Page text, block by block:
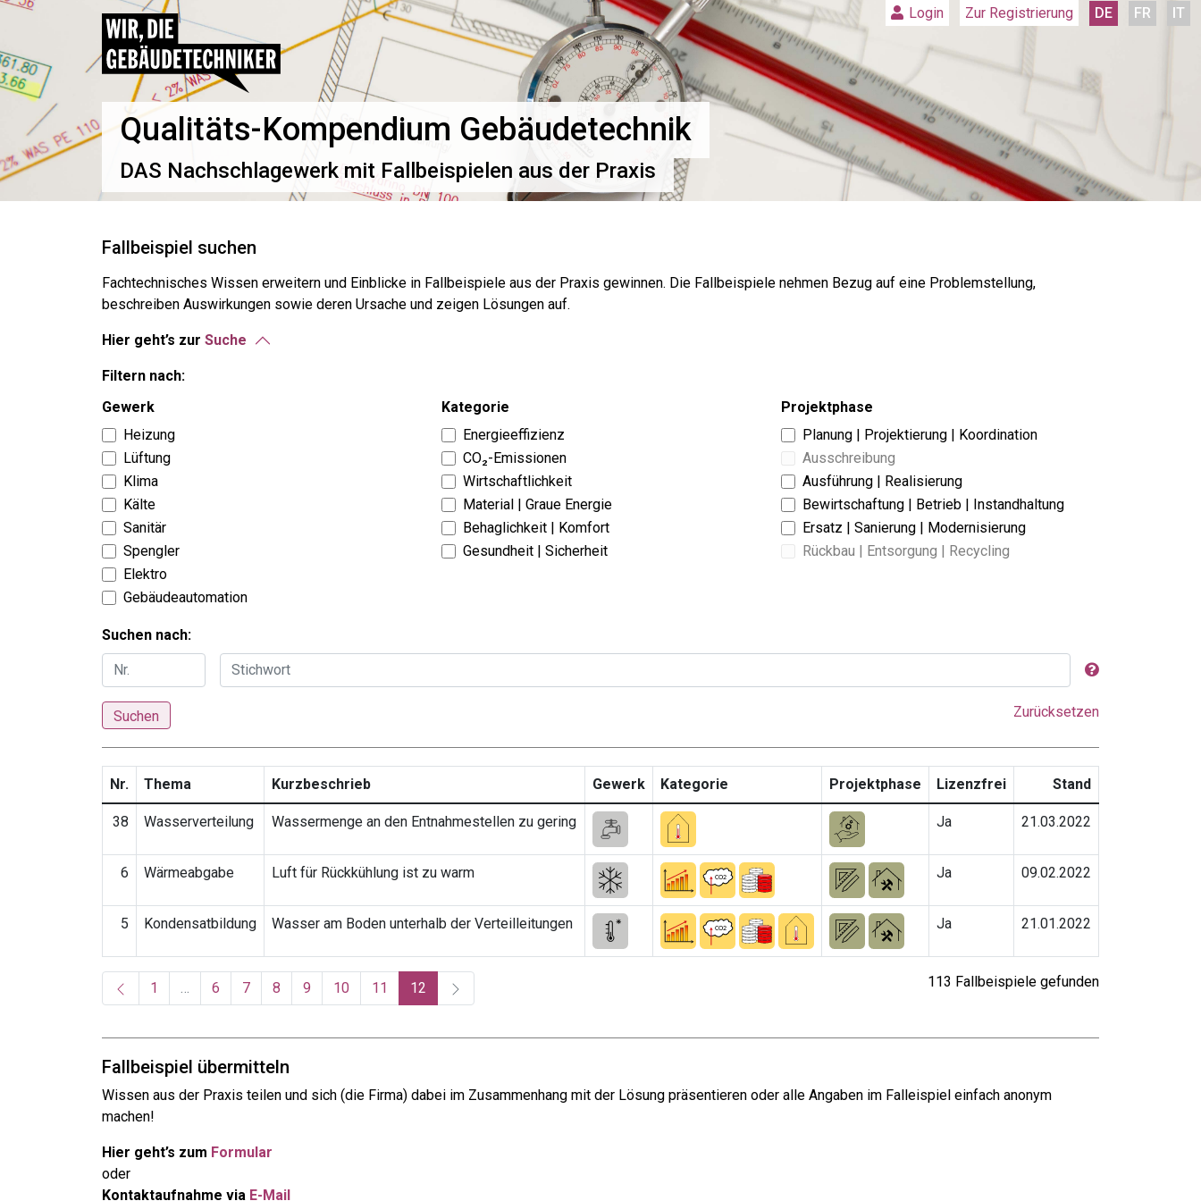
Login Zur Registrierung DE FR IT
Qualitäts-Kompendium Gebäudetechnik
DAS Nachschlagewerk mit Fallbeispielen aus der Praxis
Fallbeispiel suchen
Fachtechnisches Wissen erweitern und Einblicke in Fallbeispiele aus der Praxis gewinnen. Die Fallbeispiele nehmen Bezug auf eine Problemstellung,
beschreiben Auswirkungen sowie deren Ursache und zeigen Lösungen auf.
Hier geht’s zur Suche
Filtern nach:
Gewerk
Heizung
Lüftung
Klima
Kälte
Sanitär
Spengler
Elektro
Gebäudeautomation
Kategorie
Energieeffizienz
CO₂-Emissionen
Wirtschaftlichkeit
Material | Graue Energie
Behaglichkeit | Komfort
Gesundheit | Sicherheit
Projektphase
Planung | Projektierung | Koordination
Ausschreibung
Ausführung | Realisierung
Bewirtschaftung | Betrieb | Instandhaltung
Ersatz | Sanierung | Modernisierung
Rückbau | Entsorgung | Recycling
Suchen nach:
Suchen Zurücksetzen
Nr. Thema Kurzbeschrieb Gewerk Kategorie Projektphase Lizenzfrei Stand
38 Wasserverteilung Wassermenge an den Entnahmestellen zu gering Ja 21.03.2022
6 Wärmeabgabe Luft für Rückkühlung ist zu warm Ja 09.02.2022
5 Kondensatbildung Wasser am Boden unterhalb der Verteilleitungen Ja 21.01.2022
1 … 6 7 8 9 10 11 12 (current) 113 Fallbeispiele gefunden
Fallbeispiel übermitteln
Wissen aus der Praxis teilen und sich (die Firma) dabei im Zusammenhang mit der Lösung präsentieren oder alle Angaben im Falleispiel einfach anonym
machen!
Hier geht’s zum Formular
oder
Kontaktaufnahme via E-Mail